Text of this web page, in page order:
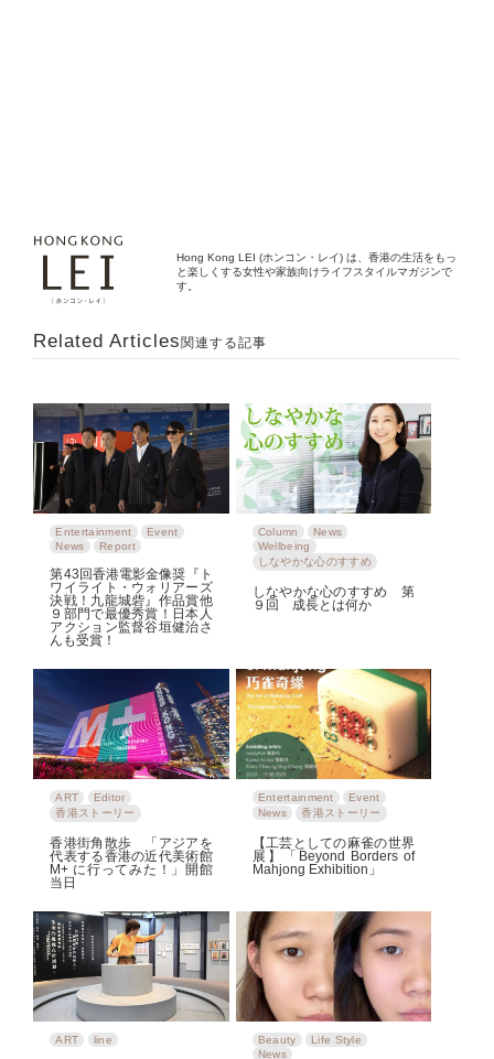
Hong Kong LEI (ホンコン・レイ) は、香港の生活をもっ
と楽しくする女性や家族向けライフスタイルマガジンで
す。
Related Articles 関連する記事
Entertainment
Event
News
Report
第43回香港電影金像奨『ト
ワイライト・ウォリアーズ
決戦！九龍城砦』作品賞他
９部門で最優秀賞！日本人
アクション監督谷垣健治さ
んも受賞！
Column
News
Wellbeing
しなやかな心のすすめ
しなやかな心のすすめ 第
９回 成長とは何か
ART
Editor
香港ストーリー
香港街角散歩 「アジアを
代表する香港の近代美術館
M+ に行ってみた！」開館
当日
Entertainment
Event
News
香港ストーリー
【工芸としての麻雀の世界
展】「Beyond Borders of
Mahjong Exhibition」
ART line Beauty
Life Style
News